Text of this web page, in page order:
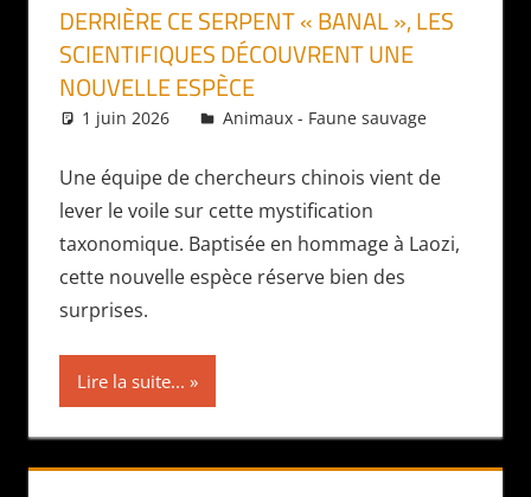
DERRIÈRE CE SERPENT « BANAL », LES
SCIENTIFIQUES DÉCOUVRENT UNE
NOUVELLE ESPÈCE
1 juin 2026 Daniel
Animaux - Faune sauvage
Une équipe de chercheurs chinois vient de
lever le voile sur cette mystification
taxonomique. Baptisée en hommage à Laozi,
cette nouvelle espèce réserve bien des
surprises.
Lire la suite...